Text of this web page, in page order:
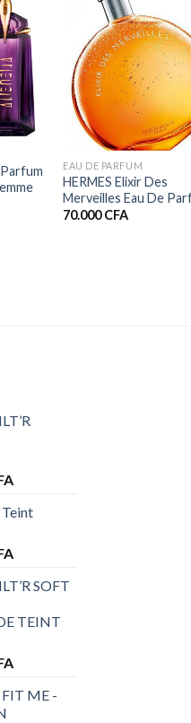
+
EAU DE PARFUM
HERMES Elixir Des
Merveilles Eau De
70.000CFA
Plage
prix :
à
Teint
Plage
prix :
à
SOFT
TEINT
Plage
prix :ME -